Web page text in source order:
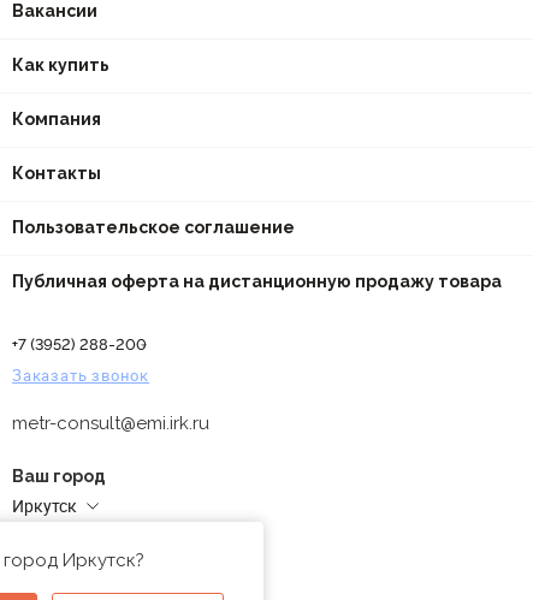
Вакансии
Как купить
Компания
Контакты
Пользовательское соглашение
Публичная оферта на дистанционную продажу товара
+7 (3952) 288-200
Заказать звонок
metr-consult@emi.irk.ru
Ваш город
Иркутск
Иркутск?